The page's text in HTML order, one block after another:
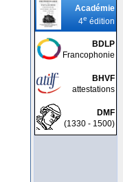
Académie
4e édition
BDLP
Francophonie
BHVF
attestations
DMF
(1330 - 1500)